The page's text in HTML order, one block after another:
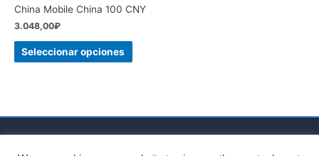
China Mobile China 100 CNY
3.048,00₽
Seleccionar opciones